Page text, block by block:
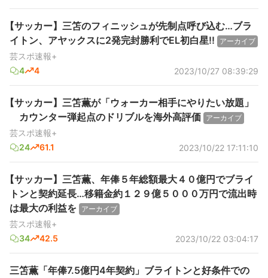
【サッカー】三笘のフィニッシュが先制点呼び込む…ブラ
イトン、アヤックスに2発完封勝利でEL初白星!!
アーカイブ
芸スポ速報+
4
4 2023/10/27 08:39:29
【サッカー】三笘薫が「ウォーカー相手にやりたい放題」
カウンター弾起点のドリブルを海外高評価 アーカイブ
芸スポ速報+
24
61.1 2023/10/22 17:11:10
【サッカー】三笘薫、年俸５年総額最大４０億円でブライ
トンと契約延長…移籍金約１２９億５０００万円で流出時
は最大の利益を
アーカイブ
芸スポ速報+
34
42.5 2023/10/22 03:04:17
三笘薫「年俸7.5億円4年契約」ブライトンと好条件での